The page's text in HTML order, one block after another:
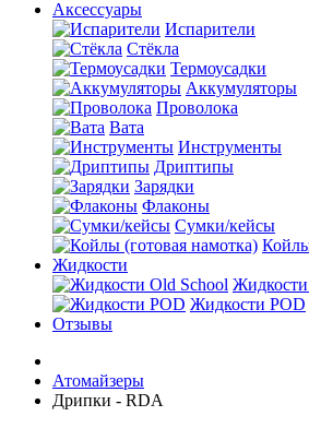
Аксессуары
Испарители
Стёкла
Термоусадки
Аккумуляторы
Проволока
Вата
Инструменты
Дриптипы
Зарядки
Флаконы
Сумки/кейсы
Жидкости
Жидкости POD
Отзывы
Атомайзеры
Дрипки - RDA